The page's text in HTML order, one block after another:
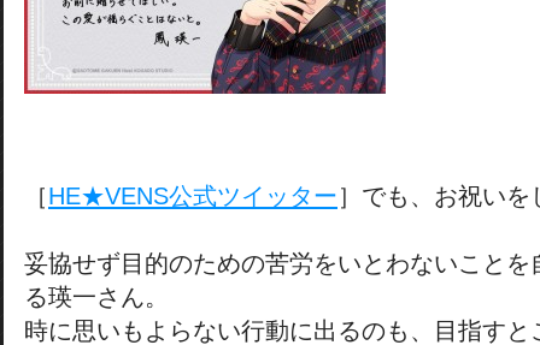
［HE★VENS公式ツイッター］でも、お祝いを
妥協せず目的のための苦労をいとわないこと
る瑛一さん。
時に思いもよらない行動に出るのも、目指す